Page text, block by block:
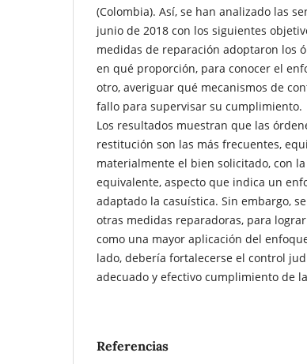
(Colombia). Así, se han analizado las
junio de 2018 con los siguientes
medidas de reparación adoptaron los
en qué proporción, para conocer el
otro, averiguar qué mecanismos de
fallo para supervisar su cumplimiento.
Los resultados muestran que las
restitución son las más frecuentes,
materialmente el bien solicitado, con
equivalente, aspecto que indica un
adaptado la casuística. Sin embargo,
otras medidas reparadoras, para
como una mayor aplicación del
lado, debería fortalecerse el control
adecuado y efectivo cumplimiento de
Referencias